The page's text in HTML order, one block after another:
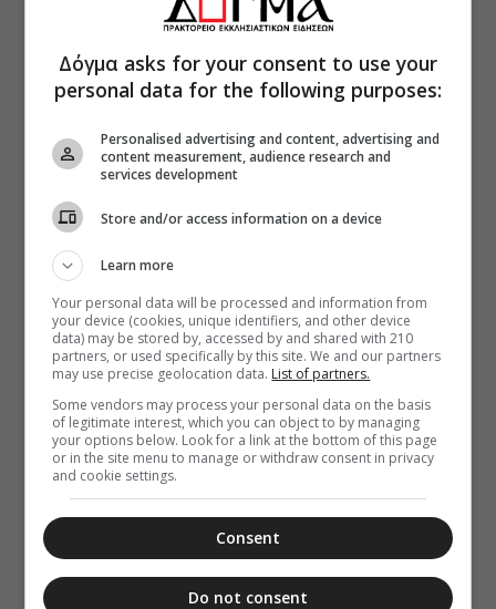
Δόγμα asks for your consent to use your
personal data for the following purposes:
Personalised advertising and content, advertising and
content measurement, audience research and
services development
Store and/or access information on a device
Learn more
Your personal data will be processed and information from
your device (cookies, unique identifiers, and other device
data) may be stored by, accessed by and shared with 210
partners, or used specifically by this site. We and our partners
may use precise geolocation data. List of partners.
Some vendors may process your personal data on the basis
of legitimate interest, which you can object to by managing
your options below. Look for a link at the bottom of this page
or in the site menu to manage or withdraw consent in privacy
and cookie settings.
Consent
Do not consent